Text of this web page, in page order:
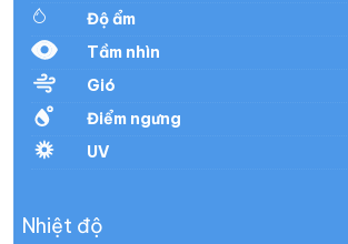
Độ ẩm
Tầm nhìn
Gió
Điểm ngưng
UV
Nhiệt độ